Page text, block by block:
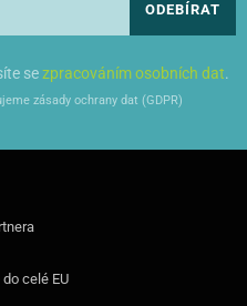
ODEBÍRAT
sezpracováním osobních dat.
zásady ochrany dat (GDPR)
celé EU